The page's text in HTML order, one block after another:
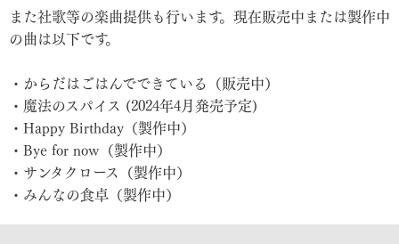
また社歌等の楽曲提供も行います。現在販売中または製作中
の曲は以下です。
・からだはごはんでできている（販売中）
・魔法のスパイス (2024年4月発売予定)
・Happy Birthday（製作中）
・Bye for now（製作中）
・サンタクロース（製作中）
・みんなの食卓（製作中）